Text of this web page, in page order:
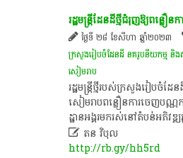
រដ្ឋមន្ត្រី​ដែនដី​ថ្មី​ជំរុញ​ឱ្យ​ព​ន្ល
ថ្ងៃទី ២៨ ខែសីហា ឆ្នាំ២០២៣
ក្រសួងរៀបចំដែនដី នគរូបនីយកម្ម
សៀមរាប
រដ្ឋមន្ត្រី​ថ្មី​របស់​ក្រសួង​រៀប
សៀមរាប​ព​ន្លឿ​ន​ការ​ចេញ​បណ្
ដ្ឋាន​អង្គរ​មក​រស់នៅ​តំបន់​អភិវឌ្ឍ​
ត​ន​ ​វិបុល​
http://rb.gy/hh5rd